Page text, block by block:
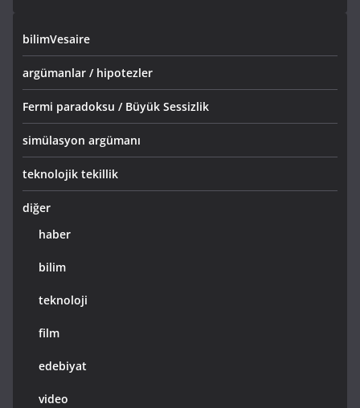
bilimVesaire
argümanlar / hipotezler
Fermi paradoksu / Büyük Sessizlik
simülasyon argümanı
teknolojik tekillik
diğer
haber
bilim
teknoloji
film
edebiyat
video